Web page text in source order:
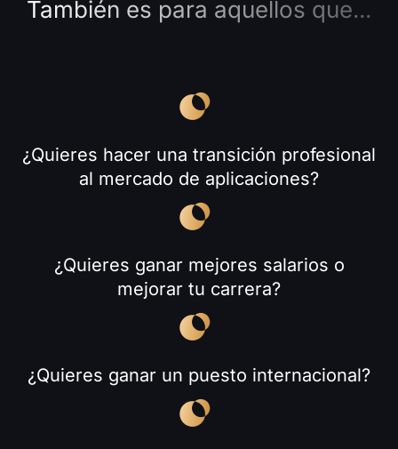
También es para aquellos que...
¿Quieres hacer una transición profesional
al mercado de aplicaciones?
¿Quieres ganar mejores salarios o
mejorar tu carrera?
¿Quieres ganar un puesto internacional?